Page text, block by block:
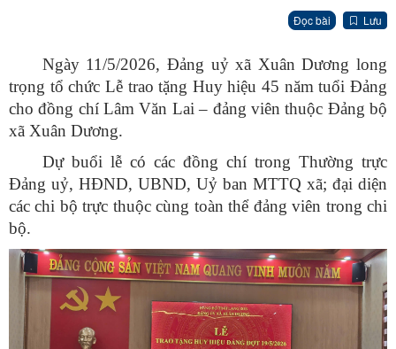
Đọc bài Lưu
Ngày 11/5/2026, Đảng uỷ xã Xuân Dương long
trọng tổ chức Lễ trao tặng Huy hiệu 45 năm tuổi Đảng
cho đồng chí Lâm Văn Lai – đảng viên thuộc Đảng bộ
xã Xuân Dương.
Dự buổi lễ có các đồng chí trong Thường trực
Đảng uỷ, HĐND, UBND, Uỷ ban MTTQ xã; đại diện
các chi bộ trực thuộc cùng toàn thể đảng viên trong chi
bộ.